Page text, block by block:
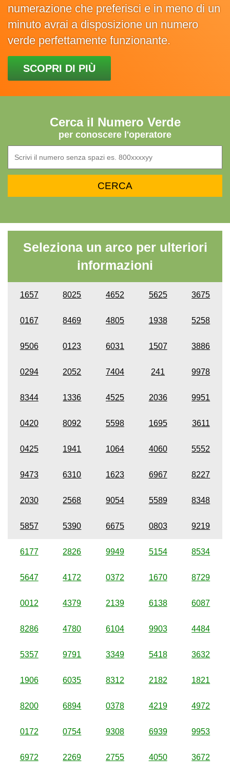
numerazione che preferisci e in meno di un
minuto avrai a disposizione un numero
verde perfettamente funzionante.
SCOPRI DI PIÙ
Cerca il Numero Verde
per conoscere l'operatore
Seleziona un arco per ulteriori
informazioni
1657 8025 4652 5625 3675
0167 8469 4805 1938 5258
9506 0123 6031 1507 3886
0294 2052 7404 241 9978
8344 1336 4525 2036 9951
0420 8092 5598 1695 3611
0425 1941 1064 4060 5552
9473 6310 1623 6967 8227
2030 2568 9054 5589 8348
5857 5390 6675 0803 9219
6177 2826 9949 5154 8534
5647 4172 0372 1670 8729
0012 4379 2139 6138 6087
8286 4780 6104 9903 4484
5357 9791 3349 5418 3632
1906 6035 8312 2182 1821
8200 6894 0378 4219 4972
0172 0754 9308 6939 9953
6972 2269 2755 4050 3672